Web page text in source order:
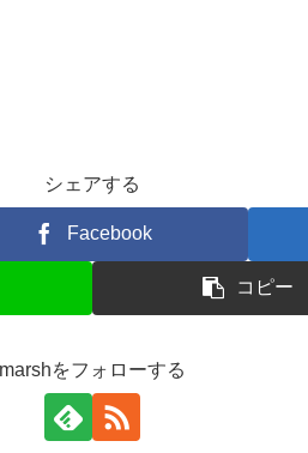
シェアする
Facebook
コピー
marshをフォローする